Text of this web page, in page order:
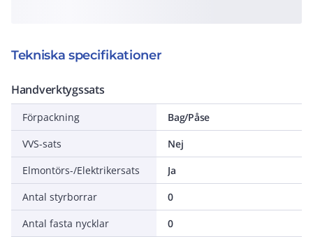
Tekniska specifikationer
Handverktygssats
Förpackning
Bag/Påse
VVS-sats
Nej
Elmontörs-/Elektrikersats
Ja
Antal styrborrar
0
Antal fasta nycklar
0